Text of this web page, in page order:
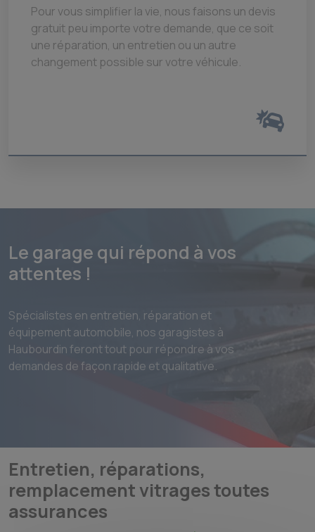
Pour vous simplifier la vie, nous faisons un devis
gratuit peu importe votre demande, que ce soit
une réparation, un entretien ou un autre
changement possible sur votre véhicule.
Le garage qui répond à vos
attentes !
Spécialistes en entretien, réparation et
équipement automobile, nos garagistes à
Haubourdin feront tout pour répondre à vos
demandes de façon rapide et qualitative.
Entretien, réparations,
remplacement vitrages toutes
assurances